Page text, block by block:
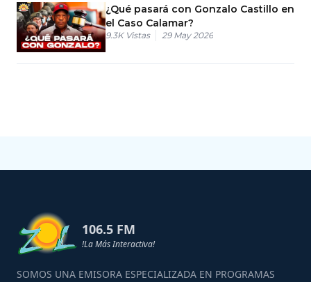
¿Qué pasará con Gonzalo Castillo en
el Caso Calamar?
9.3K Vistas 29 May 2026
106.5 FM
!La Más Interactiva!
SOMOS UNA EMISORA ESPECIALIZADA EN PROGRAMAS